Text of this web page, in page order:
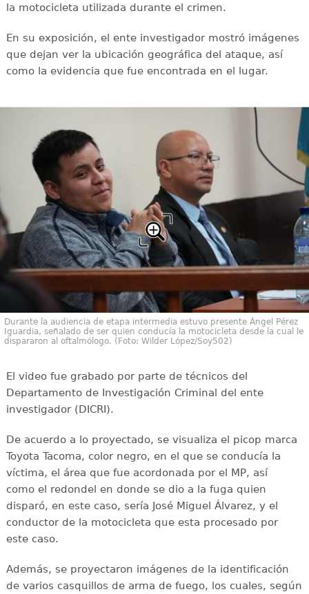
la motocicleta utilizada durante el crimen.
En su exposición, el ente investigador mostró imágenes
que dejan ver la ubicación geográfica del ataque, así
como la evidencia que fue encontrada en el lugar.
Durante la audiencia de etapa intermedia estuvo presente Ángel Pérez
Iguardia, señalado de ser quien conducía la motocicleta desde la cual le
dispararon al oftalmólogo. (Foto: Wilder López/Soy502)
El video fue grabado por parte de técnicos del
Departamento de Investigación Criminal del ente
investigador (DICRI).
De acuerdo a lo proyectado, se visualiza el picop marca
Toyota Tacoma, color negro, en el que se conducía la
víctima, el área que fue acordonada por el MP, así
como el redondel en donde se dio a la fuga quien
disparó, en este caso, sería José Miguel Álvarez, y el
conductor de la motocicleta que esta procesado por
este caso.
Además, se proyectaron imágenes de la identificación
de varios casquillos de arma de fuego, los cuales, según